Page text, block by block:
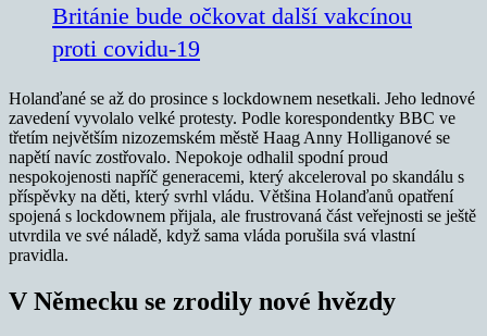
Británie bude očkovat další vakcínou
proti covidu-19
Holanďané se až do prosince s lockdownem nesetkali. Jeho lednové
zavedení vyvolalo velké protesty. Podle korespondentky BBC ve
třetím největším nizozemském městě Haag Anny Holliganové se
napětí navíc zostřovalo. Nepokoje odhalil spodní proud
nespokojenosti napříč generacemi, který akceleroval po skandálu s
příspěvky na děti, který svrhl vládu. Většina Holanďanů opatření
spojená s lockdownem přijala, ale frustrovaná část veřejnosti se ještě
utvrdila ve své náladě, když sama vláda porušila svá vlastní
pravidla.
V Německu se zrodily nové hvězdy